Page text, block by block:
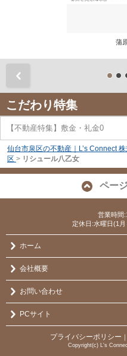
蒲
こだわり特集
【不動産特集】敷金・礼金0
仙台市泉区の不動産｜L’s Connect
区 > リシュール八乙女
ペー
営業時間
定休日:水曜日(1
ホーム
会社概要
お問い合わせ
PCサイト
プライバシーポリシー
Copyright(c) L's